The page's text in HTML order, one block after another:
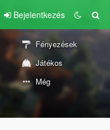
Bejelentkezés
Fényezések
Játékos
Még